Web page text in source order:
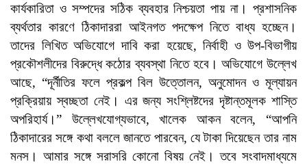
কার্যকারিতা ও সম্পদের সঠিক ব্যবহার নিশ্চয়তা পায় না। প্রশাসনিক
ব্যর্থতার কারণে ঠিকাদাররা আইনগত পদক্ষেপ নিতে বাধ্য হচ্ছেন।
তাদের লিখিত অভিযোগে দাবি করা হয়েছে, নির্বাহী ও উপ-বিভাগীয়
প্রকৌশলীদের বিরুদ্ধে কঠোর ব্যবস্থা নিতে হবে। অভিযোগে উল্লেখ
আছে, “দূর্নীতির ফলে প্রকল্প বিল উত্তোলন, অনুমোদন ও মূল্যায়ন
প্রক্রিয়ায় স্বচ্ছতা নেই। এর জন্য সংশ্লিষ্টদের দৃষ্টান্তমূলক শাস্তি
অপরিহার্য।” উল্লেখযোগ্যভাবে, খালেক আকন বলেন, “আপনি
ঠিকাদারের সঙ্গে কথা বললে জানতে পারবেন, যে টাকা দিয়েছেন তার নাম
মনস। আমার সঙ্গে সরাসরি কোনো বিষয় নেই। তবে সংবাদমাধ্যমে